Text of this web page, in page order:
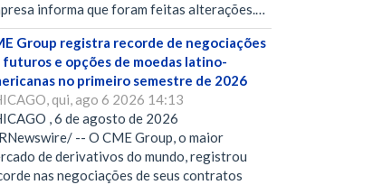
informa que foram feitas alterações.…
Group registra recorde de negociações
futuros e opções de moedas latino-
no primeiro semestre de 2026
qui, ago 6 2026 14:13
, 6 de agosto de 2026
-- O CME Group, o maior
de derivativos do mundo, registrou
nas negociações de seus contratos